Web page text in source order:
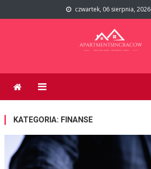
czwartek, 06 sierpnia, 2026
KATEGORIA: FINANSE